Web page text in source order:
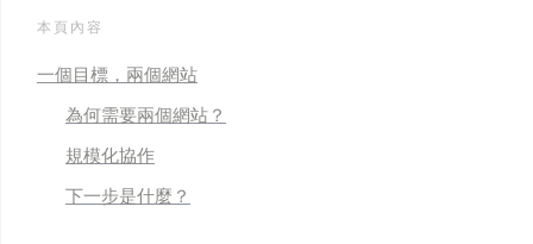
本頁內容
一個目標，兩個網站
為何需要兩個網站？
規模化協作
下一步是什麼？